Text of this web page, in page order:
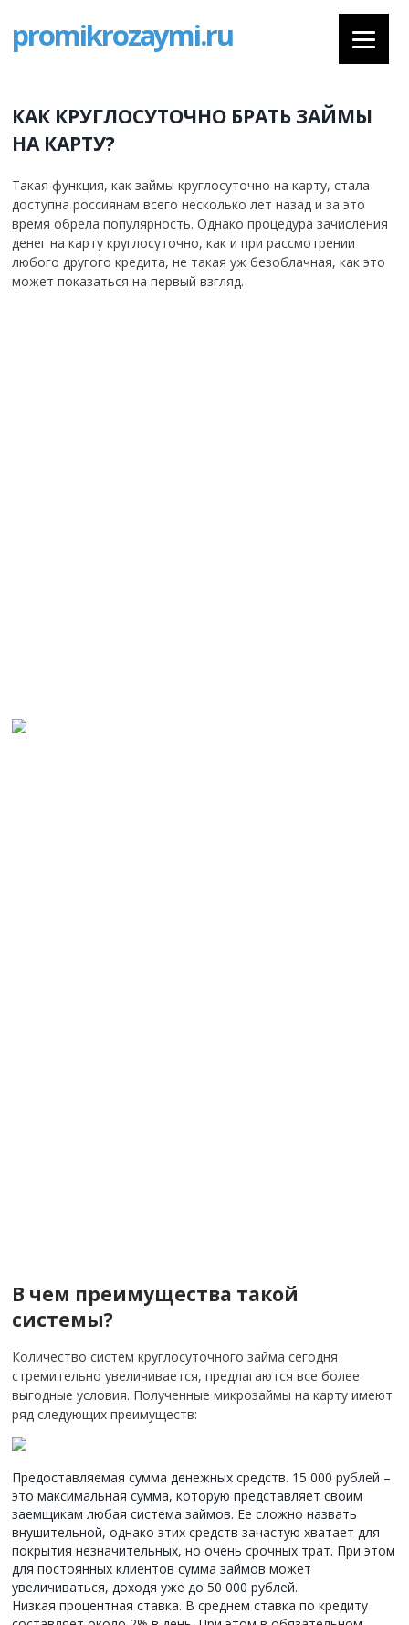
promikrozaymi.ru
КАК КРУГЛОСУТОЧНО БРАТЬ ЗАЙМЫ
НА КАРТУ?
Такая функция, как займы круглосуточно на карту, стала
доступна россиянам всего несколько лет назад и за это
время обрела популярность. Однако процедура зачисления
денег на карту круглосуточно, как и при рассмотрении
любого другого кредита, не такая уж безоблачная, как это
может показаться на первый взгляд.
В чем преимущества такой
системы?
Количество систем круглосуточного займа сегодня
стремительно увеличивается, предлагаются все более
выгодные условия. Полученные микрозаймы на карту имеют
ряд следующих преимуществ:
Предоставляемая сумма денежных средств. 15 000 рублей –
это максимальная сумма, которую представляет своим
заемщикам любая система займов. Ее сложно назвать
внушительной, однако этих средств зачастую хватает для
покрытия незначительных, но очень срочных трат. При этом
для постоянных клиентов сумма займов может
увеличиваться, доходя уже до 50 000 рублей.
Низкая процентная ставка. В среднем ставка по кредиту